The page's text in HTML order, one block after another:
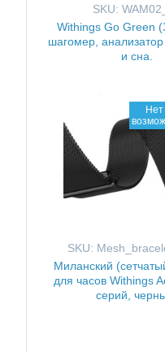
SKU:
Withings Go Green
шагомер, анализатор
и сна.
Нет
SKU:
Миланский
для часов Withings
серий,